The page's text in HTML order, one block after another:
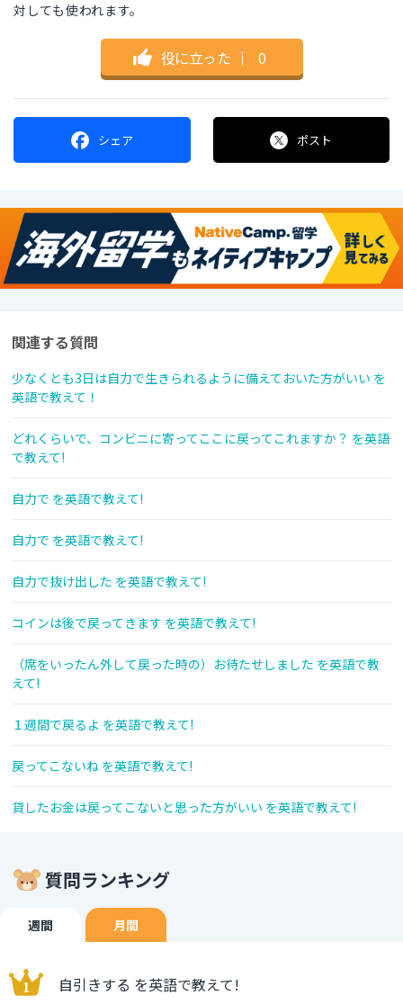
対しても使われます。
役に立った ｜ 0
シェア ポスト
関連する質問
少なくとも3日は自力で生きられるように備えておいた方がいい を
英語で教えて！
どれくらいで、コンビニに寄ってここに戻ってこれますか？ を英語
で教えて!
自力で を英語で教えて!
自力で を英語で教えて!
自力で抜け出した を英語で教えて!
コインは後で戻ってきます を英語で教えて!
（席をいったん外して戻った時の）お待たせしました を英語で教
えて!
１週間で戻るよ を英語で教えて!
戻ってこないね を英語で教えて!
貸したお金は戻ってこないと思った方がいい を英語で教えて!
質問ランキング
週間 月間
自引きする を英語で教えて!